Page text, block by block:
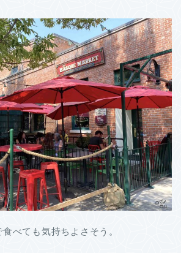
べても気持ちよさそう。